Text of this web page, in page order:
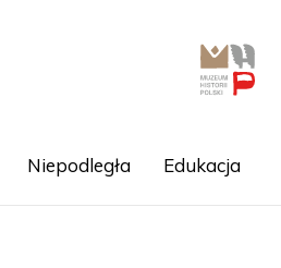
Niepodległa Edukacja